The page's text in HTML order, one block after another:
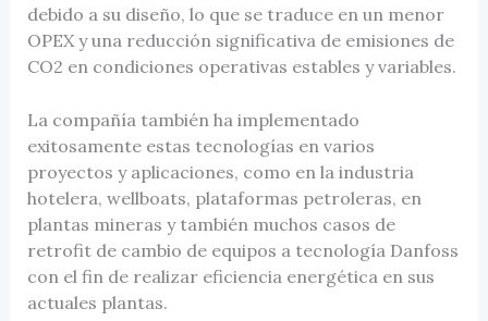
debido a su diseño, lo que se traduce en un menor
OPEX y una reducción significativa de emisiones de
CO2 en condiciones operativas estables y variables.
La compañía también ha implementado
exitosamente estas tecnologías en varios
proyectos y aplicaciones, como en la industria
hotelera, wellboats, plataformas petroleras, en
plantas mineras y también muchos casos de
retrofit de cambio de equipos a tecnología Danfoss
con el fin de realizar eficiencia energética en sus
actuales plantas.